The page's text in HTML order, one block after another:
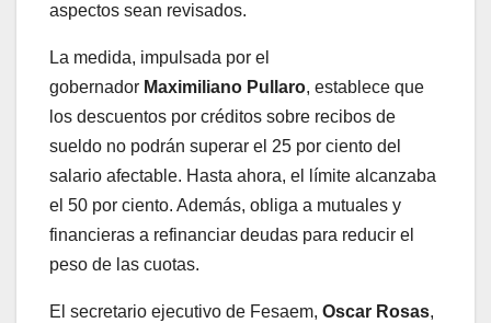
aspectos sean revisados.
La medida, impulsada por el
gobernador Maximiliano Pullaro, establece que
los descuentos por créditos sobre recibos de
sueldo no podrán superar el 25 por ciento del
salario afectable. Hasta ahora, el límite alcanzaba
el 50 por ciento. Además, obliga a mutuales y
financieras a refinanciar deudas para reducir el
peso de las cuotas.
El secretario ejecutivo de Fesaem, Oscar Rosas,